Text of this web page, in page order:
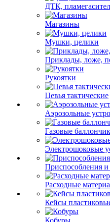
ДТК,
Магазины
Мушки, целики
Приклады, ложе,
Рукоятки
Цевья тактические
Аэрозольные
Газовые
Электрошоковые
Приспособления
Расходные
Кейсы
Кобуры